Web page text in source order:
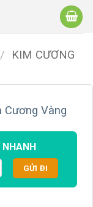
/
KIM CƯƠNG